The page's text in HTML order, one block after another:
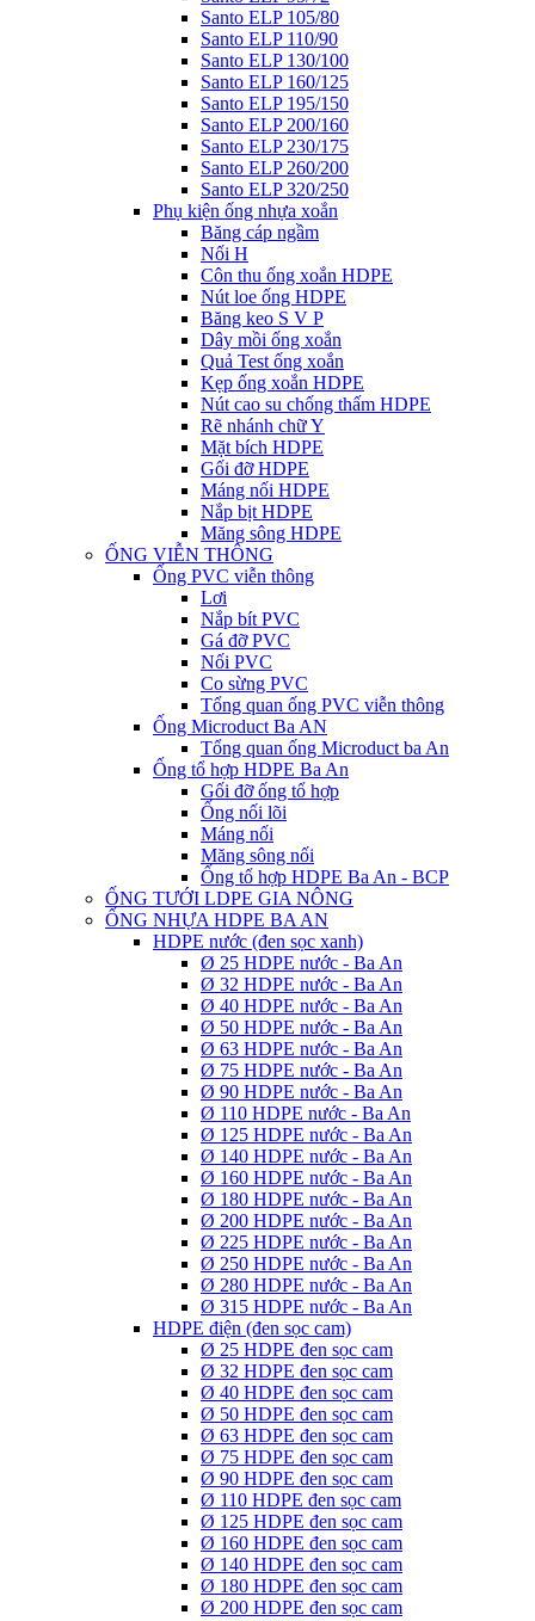
Santo ELP 105/80
Santo ELP 110/90
Santo ELP 130/100
Santo ELP 160/125
Santo ELP 195/150
Santo ELP 200/160
Santo ELP 230/175
Santo ELP 260/200
Santo ELP 320/250
Phụ kiện ống nhựa xoắn
Băng cáp ngầm
Nối H
Côn thu ống xoắn HDPE
Nút loe ống HDPE
Băng keo S V P
Dây mồi ống xoắn
Quả Test ống xoắn
Kẹp ống xoắn HDPE
Nút cao su chống thấm HDPE
Rẽ nhánh chữ Y
Mặt bích HDPE
Gối đỡ HDPE
Máng nối HDPE
Nắp bịt HDPE
Măng sông HDPE
ỐNG VIỄN THÔNG
Ống PVC viễn thông
Lơi
Nắp bít PVC
Gá đỡ PVC
Nối PVC
Co sừng PVC
Tổng quan ống PVC viễn thông
Ống Microduct Ba AN
Tổng quan ống Microduct ba An
Ống tổ hợp HDPE Ba An
Gối đỡ ống tổ hợp
Ống nối lõi
Máng nối
Măng sông nối
Ống tổ hợp HDPE Ba An - BCP
ỐNG TƯỚI LDPE GIA NÔNG
ỐNG NHỰA HDPE BA AN
HDPE nước (đen sọc xanh)
Ø 25 HDPE nước - Ba An
Ø 32 HDPE nước - Ba An
Ø 40 HDPE nước - Ba An
Ø 50 HDPE nước - Ba An
Ø 63 HDPE nước - Ba An
Ø 75 HDPE nước - Ba An
Ø 90 HDPE nước - Ba An
Ø 110 HDPE nước - Ba An
Ø 125 HDPE nước - Ba An
Ø 140 HDPE nước - Ba An
Ø 160 HDPE nước - Ba An
Ø 180 HDPE nước - Ba An
Ø 200 HDPE nước - Ba An
Ø 225 HDPE nước - Ba An
Ø 250 HDPE nước - Ba An
Ø 280 HDPE nước - Ba An
Ø 315 HDPE nước - Ba An
HDPE điện (đen sọc cam)
Ø 25 HDPE đen sọc cam
Ø 32 HDPE đen sọc cam
Ø 40 HDPE đen sọc cam
Ø 50 HDPE đen sọc cam
Ø 63 HDPE đen sọc cam
Ø 75 HDPE đen sọc cam
Ø 90 HDPE đen sọc cam
Ø 110 HDPE đen sọc cam
Ø 125 HDPE đen sọc cam
Ø 160 HDPE đen sọc cam
Ø 140 HDPE đen sọc cam
Ø 180 HDPE đen sọc cam
Ø 200 HDPE đen sọc cam